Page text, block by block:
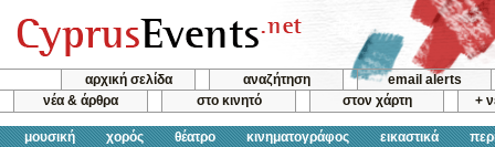
αρχική σελίδα αναζήτηση
email alerts
νέα & άρθρα
στο κινητό στον χάρτη +
μουσική χορός θέατρο κινηματογράφος εικαστικά